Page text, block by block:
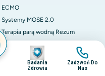
Obraz
Badania
Zdrowia
Obraz
Zadzwoń Do
Nas
ECMO
Systemy MOSE 2.0
Terapia parą wodną Rezum
128-warstwowa tomografia
komputerowa